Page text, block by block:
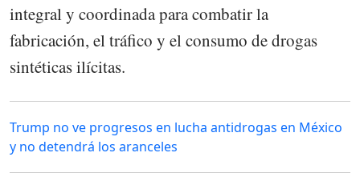
integral y coordinada para combatir la
fabricación, el tráfico y el consumo de drogas
sintéticas ilícitas.
Trump no ve progresos en lucha antidrogas en México
y no detendrá los aranceles